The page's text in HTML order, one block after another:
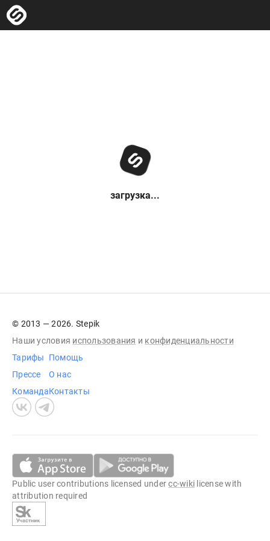
загрузка...
© 2013 — 2026. Stepik
Наши условия использования и конфиденциальности
Тарифы
Прессе
Команда
Помощь
О нас
Контакты
Public user contributions licensed undercc-wiki license with
attribution required